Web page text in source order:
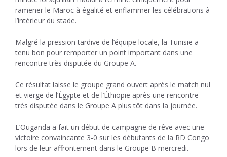
ramener le Maroc à égalité et enflammer les célébrations à
l’intérieur du stade.
Malgré la pression tardive de l’équipe locale, la Tunisie a
tenu bon pour remporter un point important dans une
rencontre très disputée du Groupe A.
Ce résultat laisse le groupe grand ouvert après le match nul
et vierge de l’Égypte et de l’Éthiopie après une rencontre
très disputée dans le Groupe A plus tôt dans la journée.
L’Ouganda a fait un début de campagne de rêve avec une
victoire convaincante 3-0 sur les débutants de la RD Congo
lors de leur affrontement dans le Groupe B mercredi.